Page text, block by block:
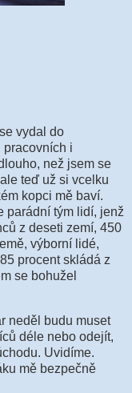
vydal do
pracovních i
než jsem se
teď už si vcelku
kopci mě baví.
parádní tým lidí, jenž
z deseti zemí, 450
výborní lidé,
procent skládá z
se bohužel
neděl budu muset
déle nebo odejít,
Uvidíme.
mě bezpečně